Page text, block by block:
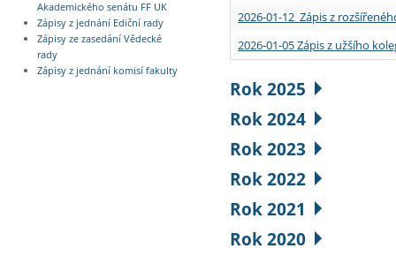
Akademického senátu FF UK
Zápisy z jednání Ediční rady
Zápisy ze zasedání Vědecké
rady
Zápisy z jednání komisí fakulty
2026-01-12 Zápis z
2026-01-05 Zápis z užšího
Rok 2025
Rok 2024
Rok 2023
Rok 2022
Rok 2021
Rok 2020